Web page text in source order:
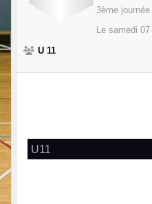
3ème journée
Le samedi 07
U 11
U11